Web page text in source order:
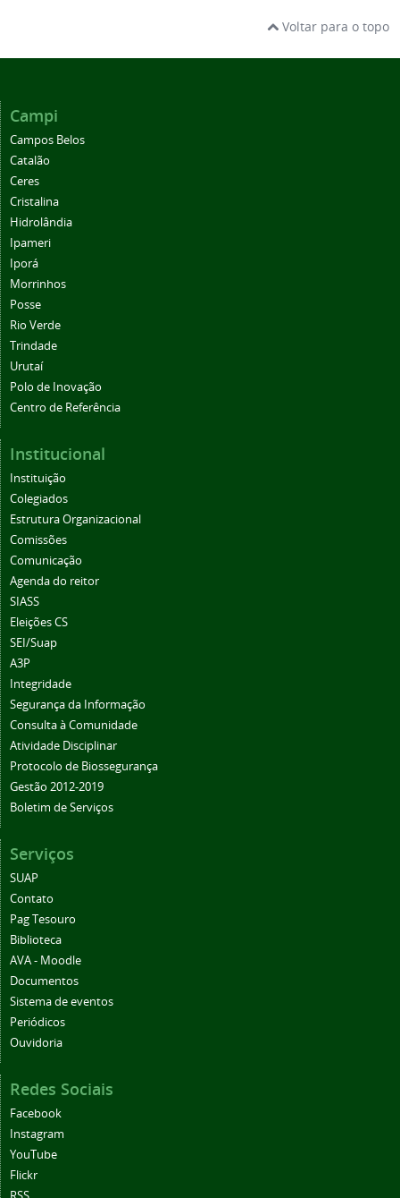
Voltar para o topo
Campi
Campos Belos
Catalão
Ceres
Cristalina
Hidrolândia
Ipameri
Iporá
Morrinhos
Posse
Rio Verde
Trindade
Urutaí
Polo de Inovação
Centro de Referência
Institucional
Instituição
Colegiados
Estrutura Organizacional
Comissões
Comunicação
Agenda do reitor
SIASS
Eleições CS
SEI/Suap
A3P
Integridade
Segurança da Informação
Consulta à Comunidade
Atividade Disciplinar
Protocolo de Biossegurança
Gestão 2012-2019
Boletim de Serviços
Serviços
SUAP
Contato
Pag Tesouro
Biblioteca
AVA - Moodle
Documentos
Sistema de eventos
Periódicos
Ouvidoria
Redes Sociais
Facebook
Instagram
YouTube
Flickr